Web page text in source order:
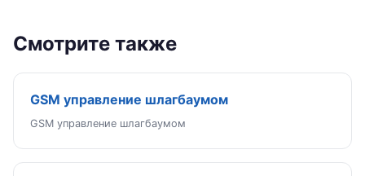
Смотрите также
GSM управление шлагбаумом
GSM управление шлагбаумом